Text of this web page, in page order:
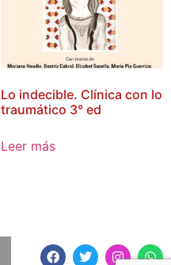
Lo indecible. Clínica con lo
traumático 3° ed
Leer más